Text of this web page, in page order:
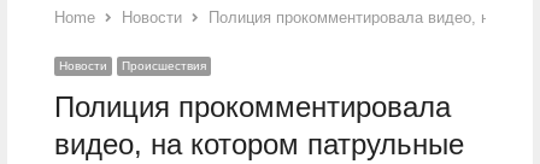
Home Новости Полиция прокомментировала видео, на
Новости Происшествия
Полиция прокомментировала
видео, на котором патрульные